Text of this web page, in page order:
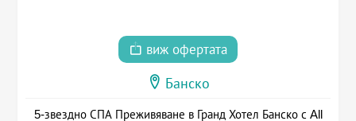
виж офертата
Банско
5-звездно СПА Преживяване в Гранд Хотел Банско с All